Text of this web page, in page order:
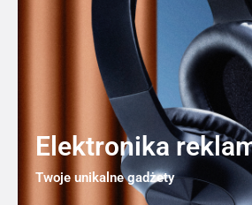
Elektronika
Twoje unikalne gadżety